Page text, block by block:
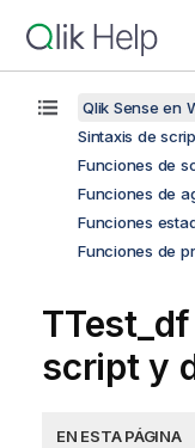
Qlik Sense en
Sintaxis de
Funciones de
Funciones de
Funciones
Funciones de
TTest_df
script y
EN ESTA PÁGINA